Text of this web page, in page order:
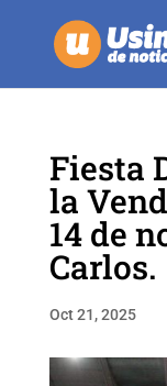
Fiesta
la
14 de
Carlos.
Oct 21, 2025